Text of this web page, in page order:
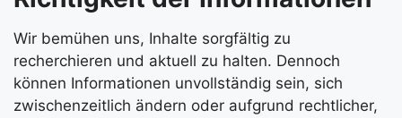
Wir bemühen uns, Inhalte sorgfältig zu
recherchieren und aktuell zu halten. Dennoch
können Informationen unvollständig sein, sich
zwischenzeitlich ändern oder aufgrund rechtlicher,